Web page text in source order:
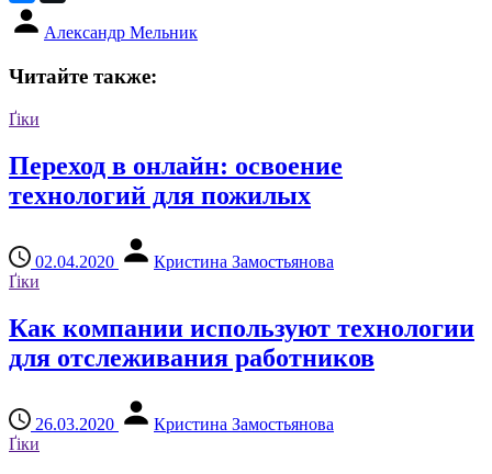
Александр Мельник
Читайте также:
Ґіки
Переход в онлайн: освоение
технологий для пожилых
02.04.2020
Кристина Замостьянова
Ґіки
Как компании используют технологии
для отслеживания работников
26.03.2020
Кристина Замостьянова
Ґіки